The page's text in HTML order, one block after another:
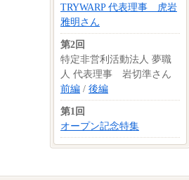
TRYWARP 代表理事 虎岩
雅明さん
第2回
特定非営利活動法人 夢職
人 代表理事 岩切準さん
前編 / 後編
第1回
オープン記念特集